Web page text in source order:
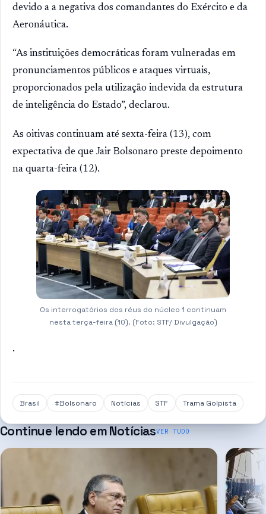
devido a a negativa dos comandantes do Exército e da
Aeronáutica.
“As instituições democráticas foram vulneradas em
pronunciamentos públicos e ataques virtuais,
proporcionados pela utilização indevida da estrutura
de inteligência do Estado”, declarou.
As oitivas continuam até sexta-feira (13), com
expectativa de que Jair Bolsonaro preste depoimento
na quarta-feira (12).
Os interrogatórios dos réus do núcleo 1 continuam
nesta terça-feira (10). (Foto: STF/ Divulgação)
.
Brasil #Bolsonaro Notícias STF Trama Golpista
Continue lendo emNotíciasVER TUDO